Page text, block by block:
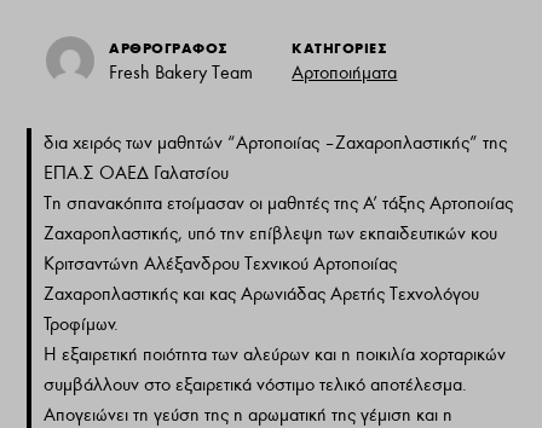
ΑΡΘΡΟΓΡΑΦΟΣ
Fresh Bakery Team
ΚΑΤΗΓΟΡΙΕΣ
Αρτοποιήματα
δια χειρός των μαθητών “Αρτοποιίας – Ζαχαροπλαστικής” της
ΕΠΑ.Σ ΟΑΕΔ Γαλατσίου
Τη σπανακόπιτα ετοίμασαν οι μαθητές της Α’ τάξης Αρτοποιίας
Ζαχαροπλαστικής, υπό την επίβλεψη των εκπαιδευτικών κου
Κριτσαντώνη Αλέξανδρου Τεχνικού Αρτοποιίας
Ζαχαροπλαστικής και κας Αρωνιάδας Αρετής Τεχνολόγου
Τροφίμων.
Η εξαιρετική ποιότητα των αλεύρων και η ποικιλία χορταρικών
συμβάλλουν στο εξαιρετικά νόστιμο τελικό αποτέλεσμα.
Απογειώνει τη γεύση της η αρωματική της γέμιση και η